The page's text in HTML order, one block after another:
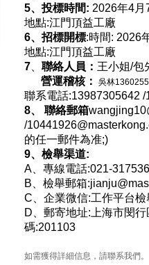
5、投標時間: 2026年4月
地點:江門頂益工廠
6、招標開標:時間: 2026
地點:江門頂益工廠
7
聯絡人員： 王小姐/包
營運稽核：
吳林
聯系電話:13987305642
8、
聯絡郵箱
/
的任一郵件為准;)
9、檢舉渠道:
A、專線電話:021-
B、檢舉郵箱
C、企業微信:工作平台檢
D、郵寄地址:上海市閔
碼:201103
如需獲得詳細信息，請聯系我們。